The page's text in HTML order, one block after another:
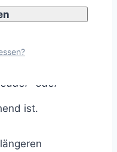
werden,
oder
ist.